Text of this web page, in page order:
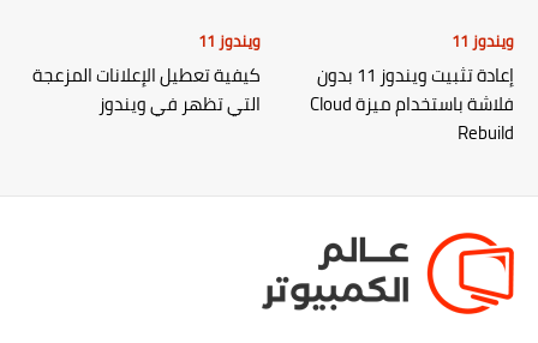
ويندوز 11
إعادة تثبيت ويندوز 11 بدون
فلاشة باستخدام ميزة Cloud
Rebuild
ويندوز 11
كيفية تعطيل الإعلانات المزعجة
التي تظهر في ويندوز